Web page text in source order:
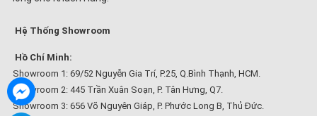
Hệ Thống Showroom
Hồ Chí Minh:
Showroom 1: 69/52 Nguyễn Gia Trí, P.25, Q.Bình Thạnh, HCM.
Showroom 2: 445 Trần Xuân Soạn, P. Tân Hưng, Q7.
Showroom 3: 656 Võ Nguyên Giáp, P. Phước Long B, Thủ Đức.